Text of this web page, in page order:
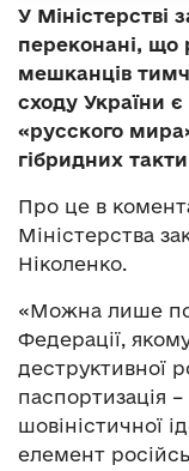
У Міністерстві
переконані, що
мешканців
сходу України
«русского
гібридних
Про це в
Міністерства
Ніколенко.
«Можна лише
Федерації,
деструктивної
паспортизація
шовіністичної
елемент